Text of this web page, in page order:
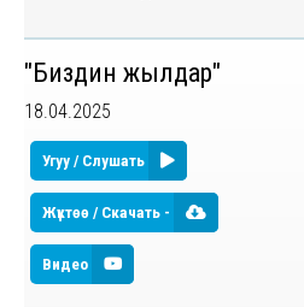
"Биздин жылдар"
18.04.2025
Угуу / Слушать
Жүктөө / Скачать -
Видео